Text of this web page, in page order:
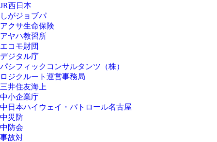
JR西日本
しがジョブパ
アクサ生命保険
アヤハ教習所
エコモ財団
デジタル庁
パシフィックコンサルタンツ（株）
ロジクルート運営事務局
三井住友海上
中小企業庁
中日本ハイウェイ・パトロール名古屋
中災防
中防会
事故対